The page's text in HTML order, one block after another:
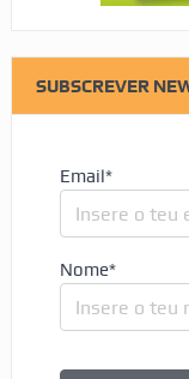
SUBSCREVER
Email*
Nome*